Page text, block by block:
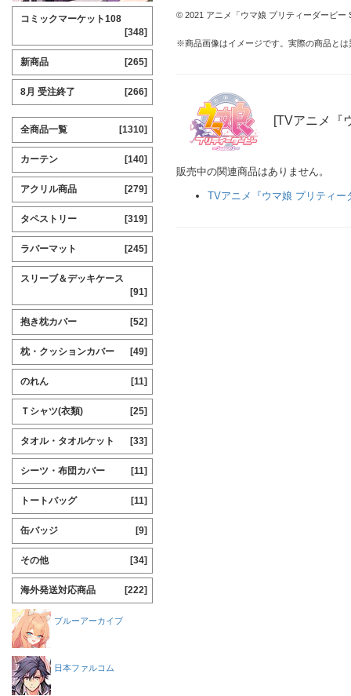
© 2021 アニメ「ウマ娘 プリティーダービー
※商品画像はイメージです。実際の商品と
[TVアニメ『
販売中の関連商品はありません。
TVアニメ『ウマ娘 プリティー
コミックマーケット108
[348]
新商品 [265]
8月 受注終了 [266]
全商品一覧 [1310]
カーテン [140]
アクリル商品 [279]
タペストリー [319]
ラバーマット [245]
スリーブ＆デッキケース
[91]
抱き枕カバー [52]
枕・クッションカバー [49]
のれん [11]
Ｔシャツ(衣類) [25]
タオル・タオルケット [33]
シーツ・布団カバー [11]
トートバッグ [11]
缶バッジ [9]
その他 [34]
海外発送対応商品 [222]
ブルーアーカイブ
日本ファルコム